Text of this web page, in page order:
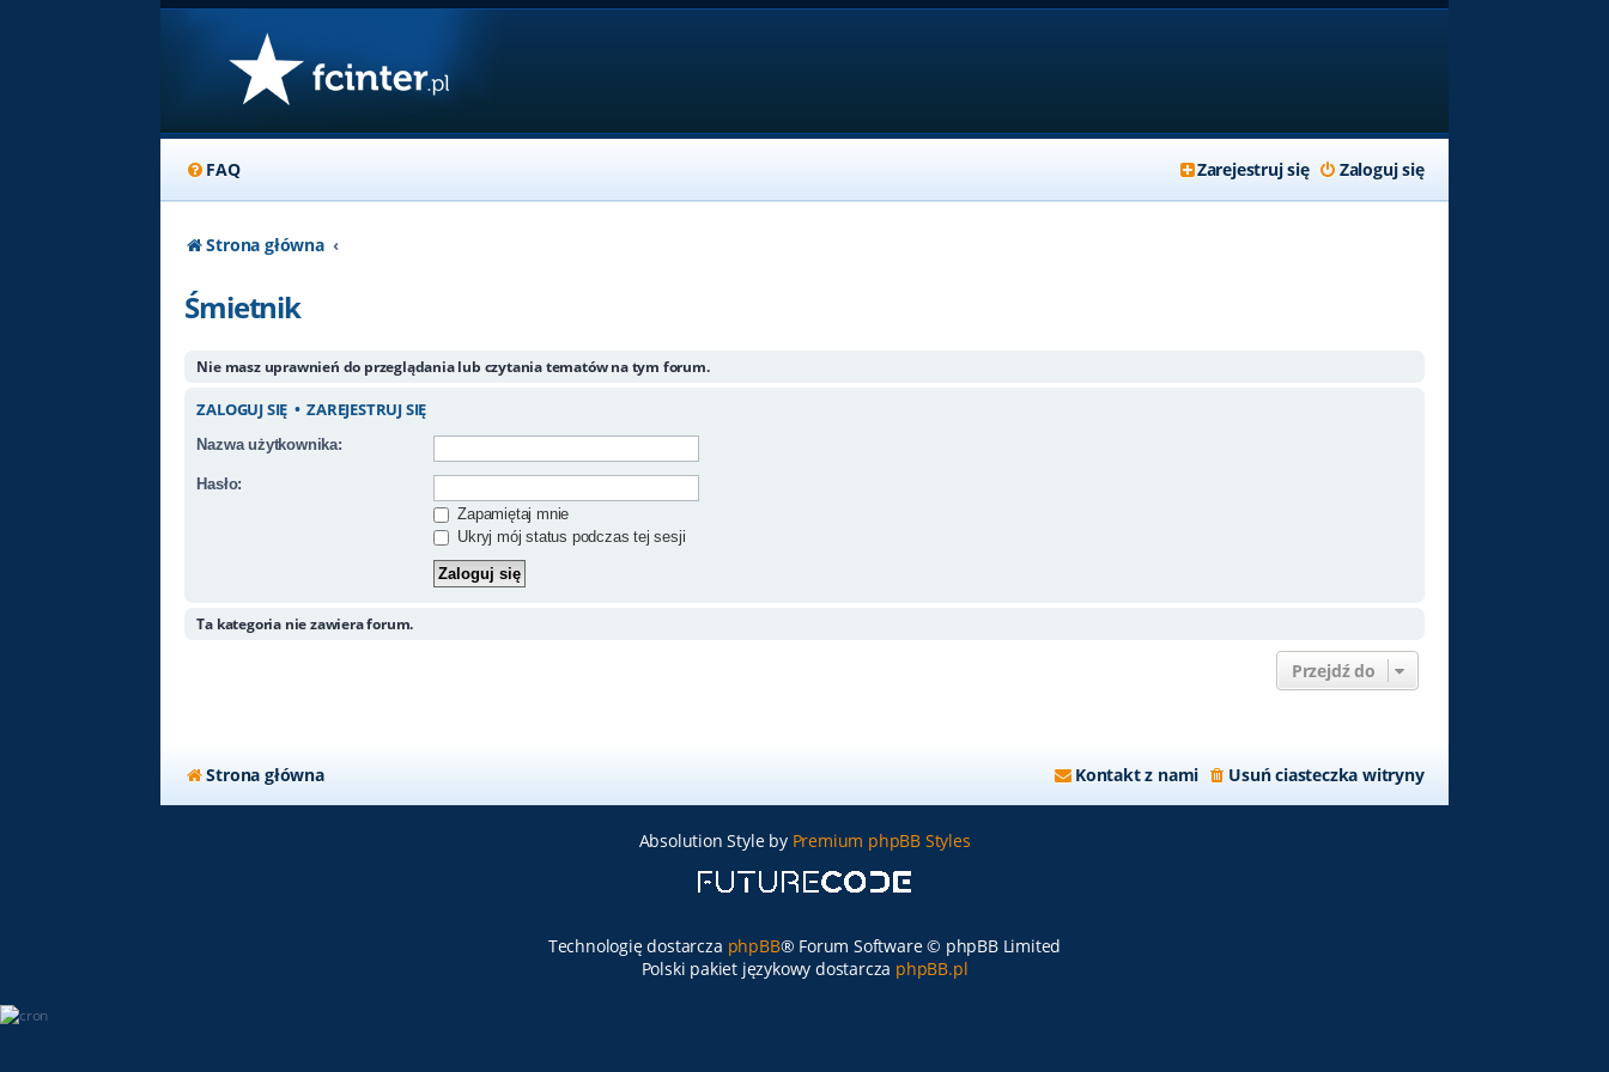
FAQ Zaloguj się
Zarejestruj się
Strona główna
Śmietnik
Nie masz uprawnień do przeglądania lub czytania tematów na tym forum.
ZALOGUJ SIĘ •ZAREJESTRUJ SIĘ
Nazwa użytkownika:
Hasło:
Zapamiętaj mnie
Ukryj mój status podczas tej sesji
Ta kategoria nie zawiera forum.
Przejdź do
Strona główna Usuń ciasteczka witryny
Kontakt z nami
Absolution Style by Premium phpBB Styles
Technologię dostarcza phpBB® Forum Software © phpBB Limited
Polski pakiet językowy dostarcza phpBB.pl